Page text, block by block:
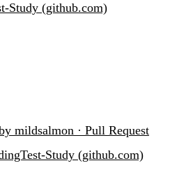
Study (github.com)
mildsalmon · Pull Request
Study (github.com)